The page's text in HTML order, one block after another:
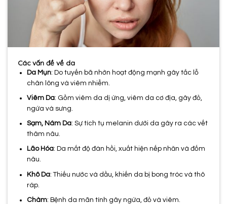
Các vấn đề về da
Da Mụn: Do tuyến bã nhờn hoạt động mạnh gây tắc lỗ
chân lông và viêm nhiễm.
Viêm Da: Gồm viêm da dị ứng, viêm da cơ địa, gây đỏ,
ngứa và sưng.
Sạm, Nám Da: Sự tích tụ melanin dưới da gây ra các vết
thâm nâu.
Lão Hóa: Da mất độ đàn hồi, xuất hiện nếp nhăn và đốm
nâu.
Khô Da: Thiếu nước và dầu, khiến da bị bong tróc và thô
ráp.
Chàm: Bệnh da mãn tính gây ngứa, đỏ và viêm.